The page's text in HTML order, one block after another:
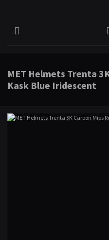
MET Helmets Trenta
Kask Blue Iridescent